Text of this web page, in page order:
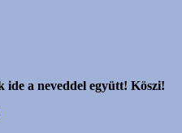
a neveddel együtt! Köszi!